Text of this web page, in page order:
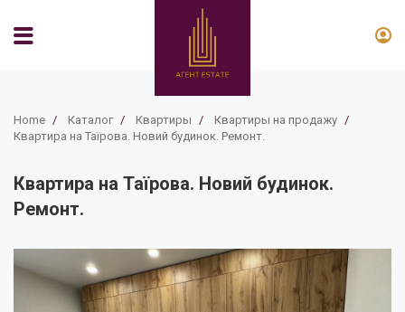
Home / Каталог / Квартиры / Квартиры на продажу /
Квартира на Таїрова. Новий будинок. Ремонт.
Квартира на Таїрова. Новий будинок.
Ремонт.